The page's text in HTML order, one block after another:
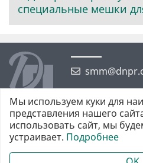
специальные мешки
©2026 https://dnpr.com.ua
Всі права захищені. При повному або
Мы используем куки для
представления нашего
использовать сайт, мы
устраивает. Подробнее